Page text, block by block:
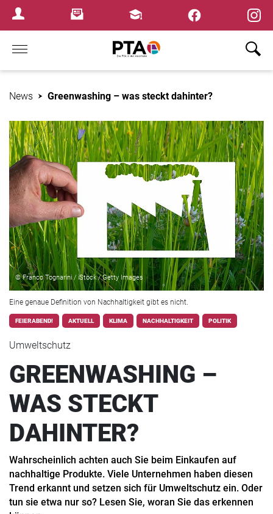
Login MenuNewsletterFortbildungen
Home
News Greenwashing – was steckt dahinter?
© Franco Tognarini / iStock / Getty Images
Eine genaue Definition von Nachhaltigkeit gibt es nicht.
FEIERABEND! AKTUELL KLIMA NACHHALTIGKEIT POLITIK
Umweltschutz
GREENWASHING –
WAS STECKT
DAHINTER?
Wahrscheinlich achten auch Sie beim Einkaufen auf
nachhaltige Produkte. Viele Unternehmen haben diesen
Trend erkannt und setzen sich für Umweltschutz ein. Oder
tun sie etwa nur so? Lesen Sie, woran Sie das erkennen
×